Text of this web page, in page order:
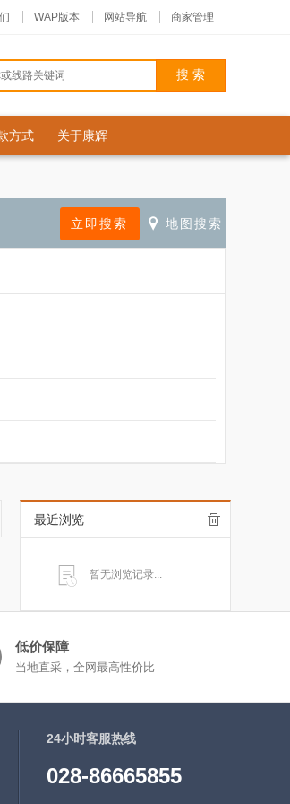
WAP版本 网站导航 商家管理
方式 关于康辉
最近浏览
暂无浏览记录...
低价保障
当地直采，全网最高性价比
24小时客服热线
028-86665855